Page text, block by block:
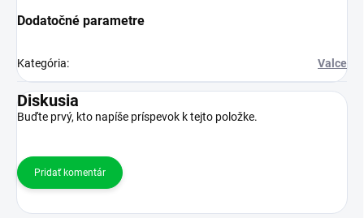
Dodatočné parametre
Kategória: Valce
Diskusia
Buďte prvý, kto napíše príspevok k tejto položke.
Pridať komentár